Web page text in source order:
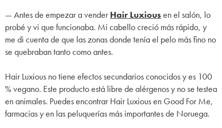
— Antes de empezar a venderHair Luxiousen el salón, lo
probé y vi que funcionaba. Mi cabello creció más rápido, y
me di cuenta de que las zonas donde tenía el pelo más fino no
se quebraban tanto como antes.
Hair Luxious no tiene efectos secundarios conocidos y es 100
% vegano. Este producto está libre de alérgenos y no se testea
en animales. Puedes encontrar Hair Luxious en Good For Me,
farmacias y en las peluquerías más importantes de Noruega.